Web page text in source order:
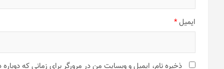
ایمیل*
ذخیره نام، ایمیل و وبسایت من در مرورگر برای زمانی که